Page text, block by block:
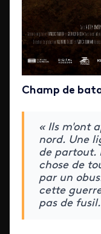
Champ de
« Ils m'ont
nord. Une
de partout.
chose de
par un
cette
pas de